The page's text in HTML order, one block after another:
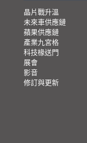
晶片戰升溫
未來車供應鏈
蘋果供應鏈
產業九宮格
科技椽送門
展會
影音
修訂與更新